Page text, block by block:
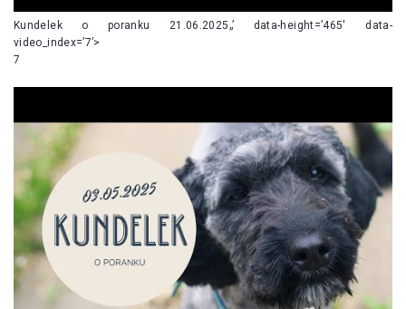
Kundelek o poranku 21.06.2025„’ data-height=’465′ data-
video_index=’7’>
7